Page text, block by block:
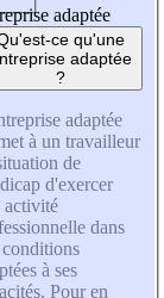
adaptée
ce qu'une
adaptée
?
adaptée
à un travailleur
de
d'exercer
activité
dans
conditions
à ses
Pour en